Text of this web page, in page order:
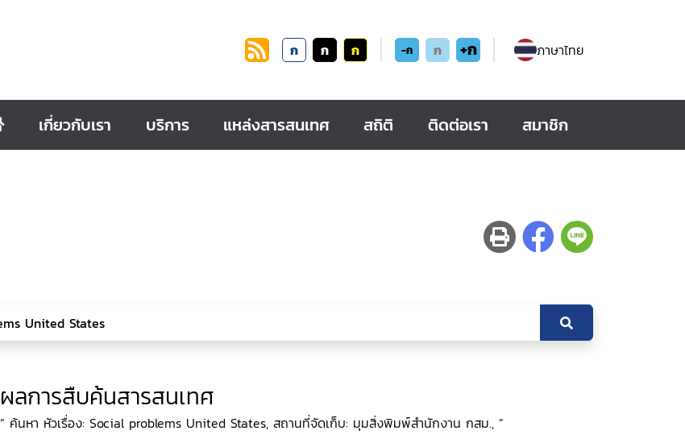
ก ก ก -ก ก +ก ภาษาไทย
เกี่ยวกับเรา บริการ แหล่งสารสนเทศ สถิติ ติดต่อเรา สมาชิก
ผลการสืบค้นสารสนเทศ
“ ค้นหา หัวเรื่อง: Social problems United States, สถานที่จัดเก็บ: มุมสิ่งพิมพ์สำนักงาน กสม., ”